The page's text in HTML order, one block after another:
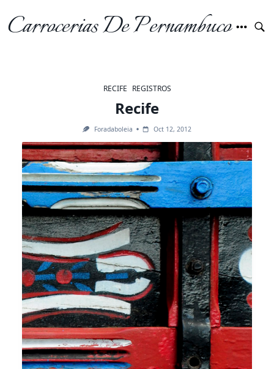
to
content
Carrocerias De Pernambuco
RECIFE REGISTROS
Recife
Foradaboleia Oct 12, 2012